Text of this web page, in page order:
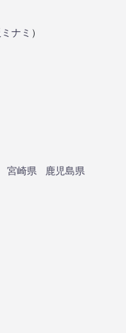
ナミ ）
宮崎県
鹿児島県